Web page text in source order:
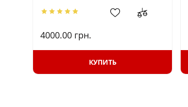
4000.00 грн.
КУПИТЬ